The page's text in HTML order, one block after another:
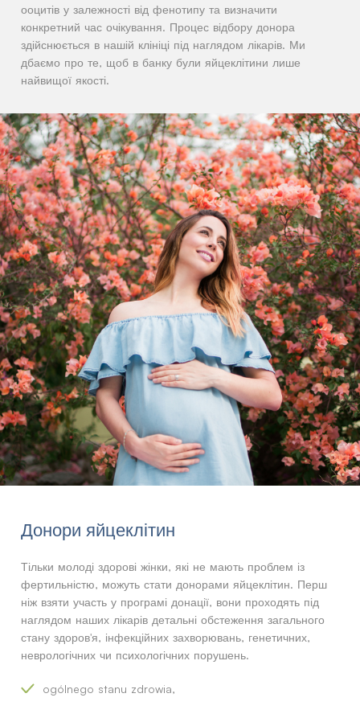
ооцитів у залежності від фенотипу та визначити
конкретний час очікування. Процес відбору донора
здійснюється в нашій клініці під наглядом лікарів. Ми
дбаємо про те, щоб в банку були яйцеклітини лише
найвищої якості.
Донори яйцеклітин
Тільки молоді здорові жінки, які не мають проблем із
фертильністю, можуть стати донорами яйцеклітин. Перш
ніж взяти участь у програмі донації, вони проходять під
наглядом наших лікарів детальні обстеження загального
стану здоров'я, інфекційних захворювань, генетичних,
неврологічних чи психологічних порушень.
ogólnego stanu zdrowia,